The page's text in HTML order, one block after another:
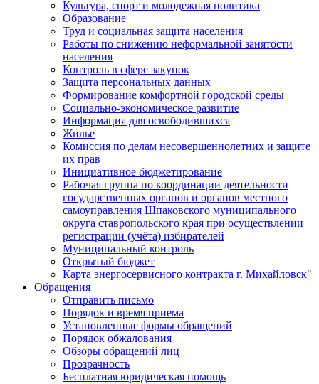
Культура, спорт и молодежная политика
Образование
Труд и социальная защита населения
Работы по снижению неформальной занятости
населения
Контроль в сфере закупок
Защита персональных данных
Формирование комфортной городской среды
Социально-экономическое развитие
Информация для освободившихся
Жилье
Комиссия по делам несовершеннолетних и защите
их прав
Инициативное бюджетирование
Рабочая группа по координации деятельности
государственных органов и органов местного
самоуправления Шпаковского муниципального
округа ставропольского края при осуществлении
регистрации (учёта) избирателей
Муниципальный контроль
Открытый бюджет
Карта энергосервисного контракта г. Михайловск"
Обращения
Отправить письмо
Порядок и время приема
Установленные формы обращений
Порядок обжалования
Обзоры обращений лиц
Прозрачность
Бесплатная юридическая помощь